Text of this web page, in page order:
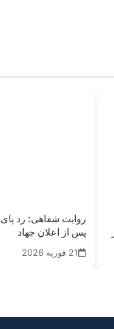
روایت‌ شفاهی: رد پای
پس از اعلان جهاد
21 فوریه 2026